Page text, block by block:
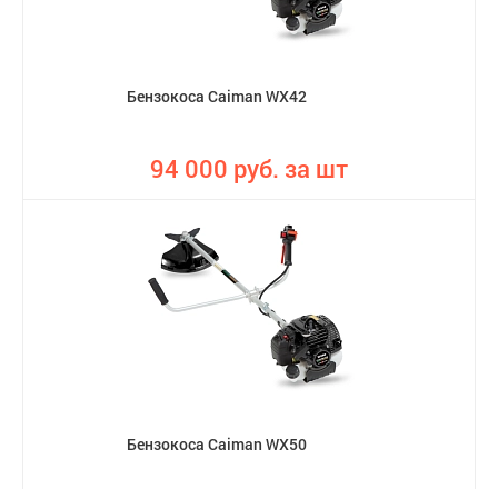
Бензокоса Caiman WX42
94 000 руб. за шт
Бензокоса Caiman WX50